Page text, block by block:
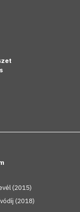
(2015)
(2018)